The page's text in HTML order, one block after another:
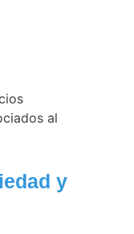
al
y